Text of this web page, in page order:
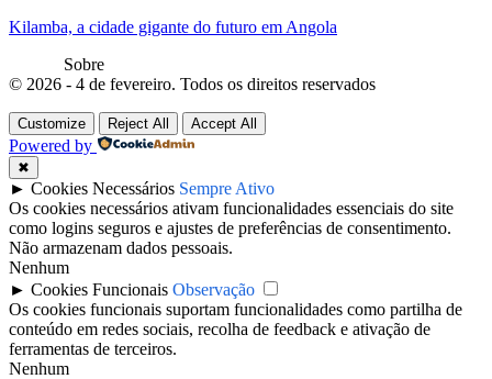
Kilamba, a cidade gigante do futuro em Angola
Sobre
© 2026 - 4 de fevereiro. Todos os direitos reservados
Customize Reject All Accept All
Powered by
✖
► Cookies Necessários Sempre Ativo
Os cookies necessários ativam funcionalidades essenciais do site
como logins seguros e ajustes de preferências de consentimento.
Não armazenam dados pessoais.
Nenhum
► Cookies Funcionais Observação
Os cookies funcionais suportam funcionalidades como partilha de
conteúdo em redes sociais, recolha de feedback e ativação de
ferramentas de terceiros.
Nenhum